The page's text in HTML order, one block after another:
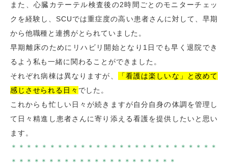
また、心臓カテーテル検査後の2時間ごとのモニターチェッ
クを経験し、SCUでは重症度の高い患者さんに対して、早期
から他職種と連携がとられていました。
早期離床のためにリハビリ開始となり1日でも早く退院でき
るよう私も一緒に関わることができました。
それぞれ病棟は異なりますが、
「看護は楽しいな」と改めて
感じさせられる日々 でした。
これからも忙しい日々が続きますが自分自身の体調を管理し
て日々精進し患者さんに寄り添える看護を提供したいと思い
ます。
＊＊＊＊＊＊＊＊＊＊＊＊＊＊＊＊＊＊＊＊＊＊＊＊＊＊＊
＊＊＊＊＊＊＊＊＊＊＊＊＊＊＊＊＊＊＊＊＊＊